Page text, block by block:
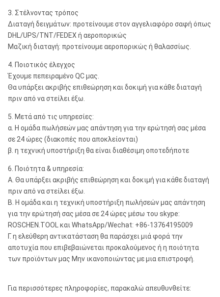
3. Στέλνοντας τρόπος
Διαταγή δειγμάτων: προτείνουμε στον αγγελιαφόρο σαφή όπως
DHL/UPS/TNT/FEDEX ή αεροπορικώς
Μαζική διαταγή: προτείνουμε αεροπορικώς ή θαλασσίως.
4. Ποιοτικός έλεγχος
Έχουμε πεπειραμένο QC μας.
Θα υπάρξει ακριβής επιθεώρηση και δοκιμή για κάθε διαταγή
πριν από να στείλει έξω.
5. Μετά από τις υπηρεσίες:
α. Η ομάδα πωλήσεών μας απάντηση για την ερώτησή σας μέσα
σε 24 ώρες (διακοπές που αποκλείονται)
β. η τεχνική υποστήριξη θα είναι διαθέσιμη οποτεδήποτε
6. Ποιότητα & υπηρεσία:
Α. Θα υπάρξει ακριβής επιθεώρηση και δοκιμή για κάθε διαταγή
πριν από να στείλει έξω.
Β. Η ομάδα και η τεχνική υποστήριξη πωλήσεών μας απάντηση
για την ερώτησή σας μέσα σε 24 ώρες μέσω του skype:
ROSCHEN.TOOL και WhatsApp/Wechat: +86-13764195009
Γ. η ελεύθερη αντικατάσταση θα παράσχει μιά φορά την
αποτυχία που επιβεβαιώνεται προκαλούμενος ή η ποιότητα
των προϊόντων μας Μην ικανοποιώντας με μια επιστροφή.
Για περισσότερες πληροφορίες, παρακαλώ απευθυνθείτε: